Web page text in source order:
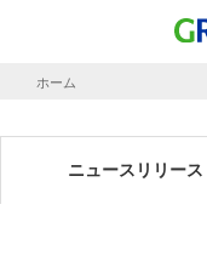
ホーム
ニュースリリース